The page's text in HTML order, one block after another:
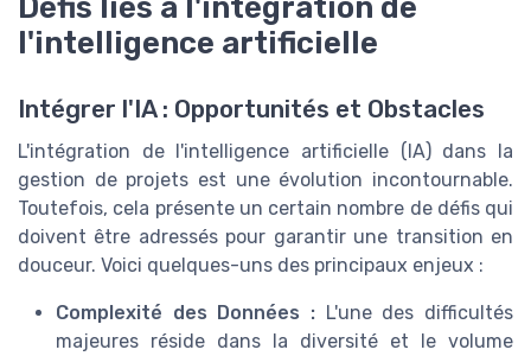
l'intelligence artificielle
Intégrer l'IA : Opportunités et Obstacles
L'intégration de l'intelligence artificielle (IA) dans la
gestion de projets est une évolution incontournable.
Toutefois, cela présente un certain nombre de défis qui
doivent être adressés pour garantir une transition en
douceur. Voici quelques-uns des principaux enjeux :
Complexité des Données : L'une des difficultés
majeures réside dans la diversité et le volume